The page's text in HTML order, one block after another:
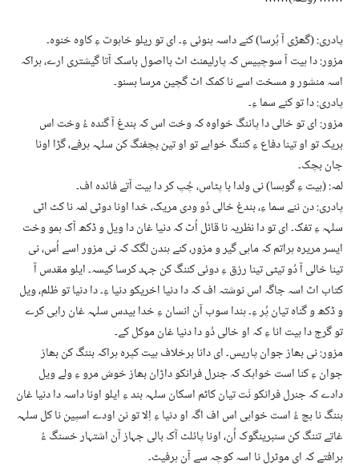
پادری: (گھڑی آ ہُرسا) کنے داسہ ہنوئی ءِ۔ ای تو ریلو خاہوت ءِ کاوہ خنوہ۔
مزور: دا ہیت آ سوچپیس کہ پارلیمنٹ اٹ بااصول باسک آتا گیشتری ارے، ہراکہ
اسہ منشور و مسخت اسے نا کمک اٹ گچین مرسا بسنو۔
پادری: دا تو کنے سما ءِ۔
مزور: ای تو خالی دا پاننگ خواوہ کہ وخت اس کہ بندغ آ گندہ ءُ وخت اس
بریک تو او تینا دفاع ءِ کننگ خواہے تو او تین بچفنگ کن سلہہ ہرفے، گڑا اونا
جان بچک۔
لمہ: (ہیت ءِ گوہسا) نی ولدا با پٹاس، چُپ کر دا ہیت آتے فائدہ اف۔
پادری: دن ننے سما ءِ، بندغ خالی دُو ودی مریک، خدا اونا دوٹی لمہ نا کٹ اٹی
سلہہ ءِ تفک۔ ای تو دا نظریہ نا قائل اُٹ کہ دنیا غان دا ویل و ڈکھ آک ہمو وخت
ایسر مریرہ ہراتم کہ ماہی گیر و مزور، کنے ہندن لگک کہ نی مزور اسے اُس، نی
تینا خالی آ دُو تیٹی تینا رزق ءِ دوئی کننگ کن جہد کرسا کیسہ۔ ایلو مقدس آ
کتاب اٹ اسہ جاگہ اس نوشتہ اف کہ دا دنیا اخریکو دنیا ءِ۔ دا دنیا تو ظلم، ویل
و ڈکھ و گناہ تیان پُر ءِ۔ ہندا سوب آن انسان ءِ خدا بیدس سلہہ غان راہی کرے
تو گرج دا ہیت انا ءِ کہ او خالی دُو دا دنیا غان موکل کے۔
مزور: نی بھاز جوان پاریس۔ ای دانا برخلاف ہیت کپرہ ہراکہ بننگ کن بھاز
جوان ءِ کنا است خواہک کہ جنرل فرانکو داڑان بھاز خوش مرو ءِ ولے ویل
دادے کہ جنرل فرانکو نَت تیان کاٹم اسکان سلہہ بند ءِ ایلو اونا داسہ دا دنیا غان
ہننگ نا ہچ ءُ است خواہی اس اف اگہ او دنیا ءِ اِلا تو نن اودے اسپین نا کل سلہہ
غاتے تننگ کن سنبرینگوک اُن، اونا پائلٹ آک بالی جہاز آن اشتہار خسنگ ءُ
ہرافتے کہ ای موٹرل نا اسہ کوچہ سے آن ہرفیٹ۔